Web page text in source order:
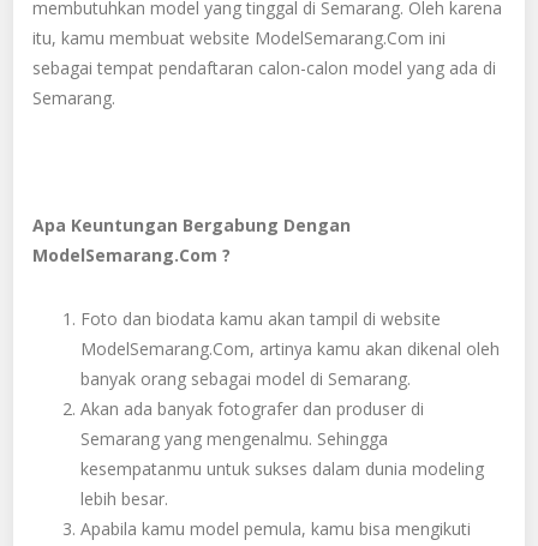
membutuhkan model yang tinggal di Semarang. Oleh karena
itu, kamu membuat website ModelSemarang.Com ini
sebagai tempat pendaftaran calon-calon model yang ada di
Semarang.
Apa Keuntungan Bergabung Dengan
ModelSemarang.Com ?
Foto dan biodata kamu akan tampil di website
ModelSemarang.Com, artinya kamu akan dikenal oleh
banyak orang sebagai model di Semarang.
Akan ada banyak fotografer dan produser di
Semarang yang mengenalmu. Sehingga
kesempatanmu untuk sukses dalam dunia modeling
lebih besar.
Apabila kamu model pemula, kamu bisa mengikuti